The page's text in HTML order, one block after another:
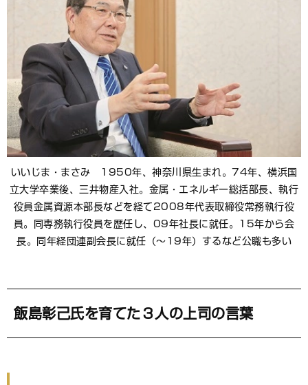
いいじま・まさみ 1950年、神奈川県生まれ。74年、横浜国
立大学卒業後、三井物産入社。金属・エネルギー総括部長、執行
役員金属資源本部長などを経て2008年代表取締役常務執行役
員。同専務執行役員を歴任し、09年社長に就任。15年から会
長。同年経団連副会長に就任（～19年）するなど公職も多い
飯島彰己氏を育てた３人の上司の言葉